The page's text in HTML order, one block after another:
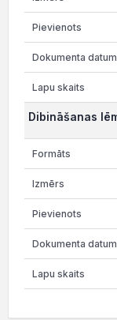
Dibināšanas